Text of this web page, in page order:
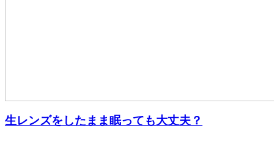
生レンズをしたまま眠っても大丈夫？